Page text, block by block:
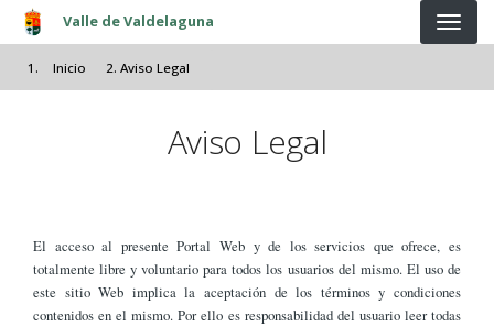
Pasar al contenido principal
Valle de Valdelaguna
Inicio Aviso Legal
Aviso Legal
El acceso al presente Portal Web y de los servicios que ofrece, es
totalmente libre y voluntario para todos los usuarios del mismo. El uso de
este sitio Web implica la aceptación de los términos y condiciones
contenidos en el mismo. Por ello es responsabilidad del usuario leer todas